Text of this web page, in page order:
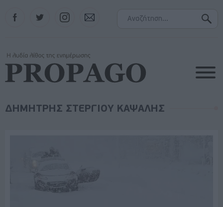
Instagram
ΔΗΜΗΤΡΗΣ ΣΤΕΡΓΙΟΥ ΚΑΨΑΛΗΣ